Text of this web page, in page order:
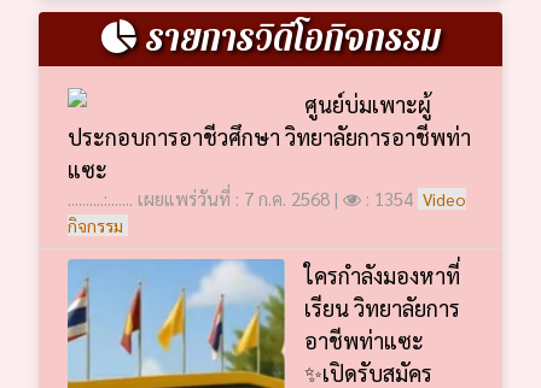
รายการวิดีโอกิจกรรม
ศูนย์บ่มเพาะผู้
ประกอบการอาชีวศึกษา วิทยาลัยการอาชีพท่า
แซะ
..........:....... เผยแพร่วันที่ : 7 ก.ค. 2568 | : 1354 Video
กิจกรรม
ใครกำลังมองหาที่
เรียน วิทยาลัยการ
อาชีพท่าแซะ
✨เปิดรับสมัคร